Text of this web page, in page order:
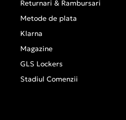
Returnari & Rambursari
Metode de plata
Klarna
Magazine
GLS Lockers
Stadiul Comenzii